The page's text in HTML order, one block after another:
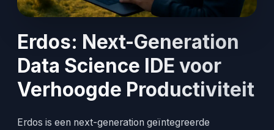
Erdos: Next-Generation
Data Science IDE voor
Verhoogde Productiviteit
Erdos is een next-generation geïntegreerde